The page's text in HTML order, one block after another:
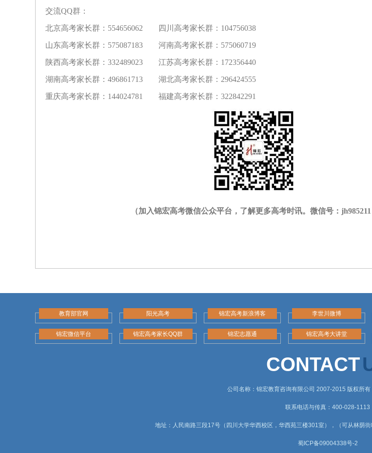
交流QQ群：
北京高考家长群：554656062 四川高考家长群：104756038
山东高考家长群：575087183 河南高考家长群：575060719
陕西高考家长群：332489023 江苏高考家长群：172356440
湖南高考家长群：496861713 湖北高考家长群：296424555
重庆高考家长群：144024781 福建高考家长群：322842291
（加入锦宏高考微信公众平台，了解更多高考时讯。微信号：jh985211
教育部官网 阳光高考 锦宏高考新浪博客 李世川微博
锦宏微信平台 锦宏高考家长QQ群 锦宏志愿通 锦宏高考大讲堂
CONTACT
公司名称：锦宏教育咨询有限公司 2007-2015 版权所
联系电话与传真：400-028-1113
地址：人民南路三段17号（四川大学华西校区，华西苑三楼301室），（可从林荫
蜀ICP备09004338号-2